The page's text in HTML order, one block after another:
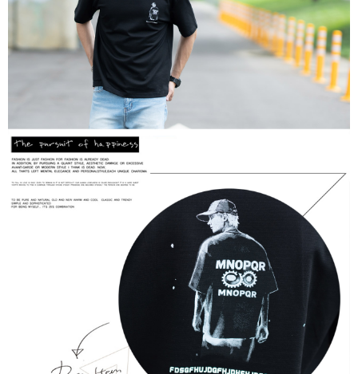
請求用戶進行身份認證。
５．嚴禁一人註冊多個帳號或使用他人資訊註冊。若發現惡意使用之情形，
恩沛科技股份有限公司將有權停止該用戶之使用額度並採取法律行動。